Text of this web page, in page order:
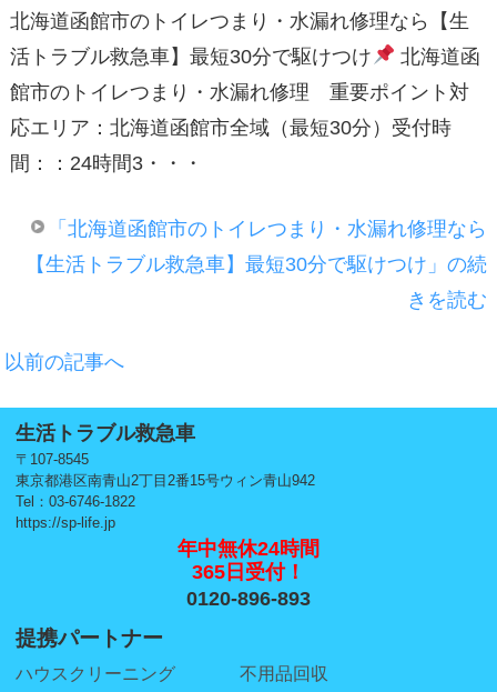
北海道函館市のトイレつまり・水漏れ修理なら【生
活トラブル救急車】最短30分で駆けつけ
北海道函
館市のトイレつまり・水漏れ修理 重要ポイント対
応エリア：北海道函館市全域（最短30分）受付時
間：：24時間3・・・
「北海道函館市のトイレつまり・水漏れ修理なら
【生活トラブル救急車】最短30分で駆けつけ」の続
きを読む
以前の記事へ
生活トラブル救急車
〒107-8545
東京都港区南青山2丁目2番15号ウィン青山942
Tel：03-6746-1822
https://sp-life.jp
年中無休24時間
365日受付！
0120-896-893
提携パートナー
ハウスクリーニング 不用品回収